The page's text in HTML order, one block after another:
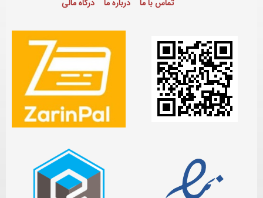
تماس با ما درباره ما درگاه مالی